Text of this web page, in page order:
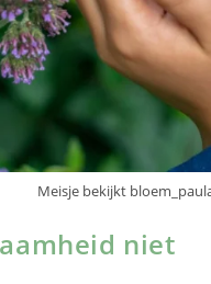
Meisje bekijkt
niet